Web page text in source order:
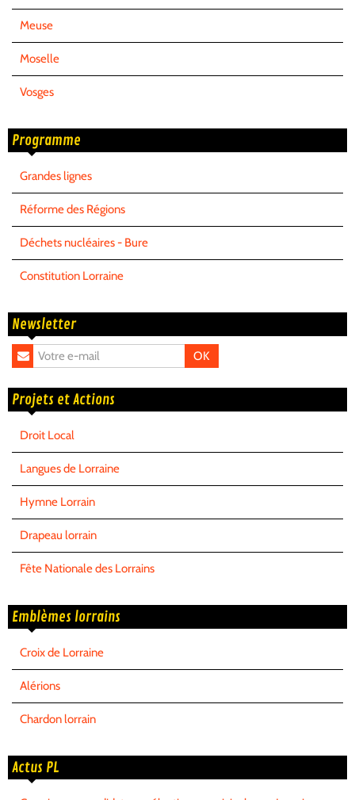
Meuse
Moselle
Vosges
Programme
Grandes lignes
Réforme des Régions
Déchets nucléaires - Bure
Constitution Lorraine
Newsletter
OK
Projets et Actions
Droit Local
Langues de Lorraine
Hymne Lorrain
Drapeau lorrain
Fête Nationale des Lorrains
Emblèmes lorrains
Croix de Lorraine
Alérions
Chardon lorrain
Actus PL